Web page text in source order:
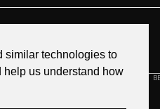
similar technologies to
help us understand how